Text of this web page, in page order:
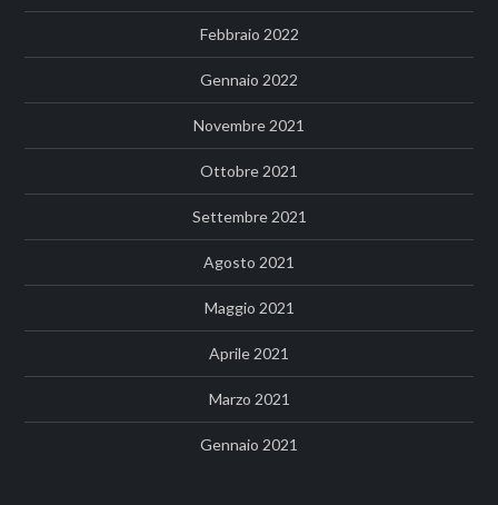
Febbraio 2022
Gennaio 2022
Novembre 2021
Ottobre 2021
Settembre 2021
Agosto 2021
Maggio 2021
Aprile 2021
Marzo 2021
Gennaio 2021